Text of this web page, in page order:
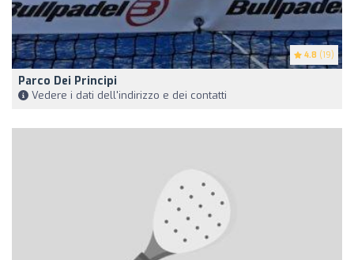
4.8 (19)
Parco Dei Principi
Vedere i dati dell'indirizzo e dei contatti